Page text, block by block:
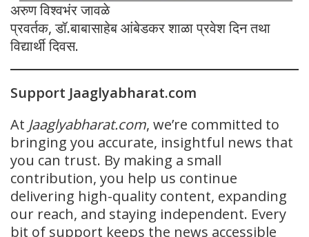
अरुण विश्वभंर जावळे
प्रवर्तक, डॉ.बाबासाहेब आंबेडकर शाळा प्रवेश दिन तथा
विद्यार्थी दिवस.
Support Jaaglyabharat.com
At Jaaglyabharat.com, we’re committed to
bringing you accurate, insightful news that
you can trust. By making a small
contribution, you help us continue
delivering high-quality content, expanding
our reach, and staying independent. Every
bit of support keeps the news accessible